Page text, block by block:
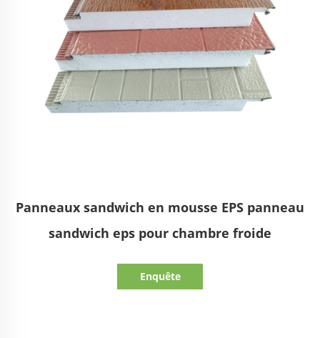
Panneaux sandwich en mousse EPS panneau
sandwich eps pour chambre froide
Enquête